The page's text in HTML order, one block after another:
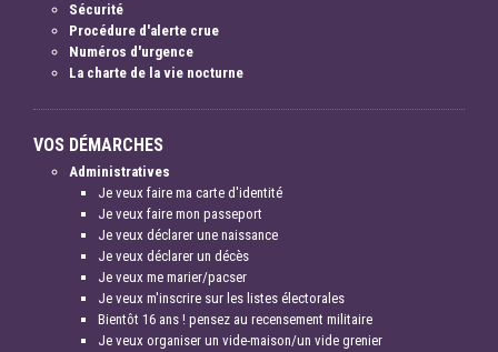
Sécurité
Procédure d'alerte crue
Numéros d'urgence
La charte de la vie nocturne
VOS DÉMARCHES
Administratives
Je veux faire ma carte d'identité
Je veux faire mon passeport
Je veux déclarer une naissance
Je veux déclarer un décès
Je veux me marier/pacser
Je veux m'inscrire sur les listes électorales
Bientôt 16 ans ! pensez au recensement militaire
Je veux organiser un vide-maison/un vide grenier